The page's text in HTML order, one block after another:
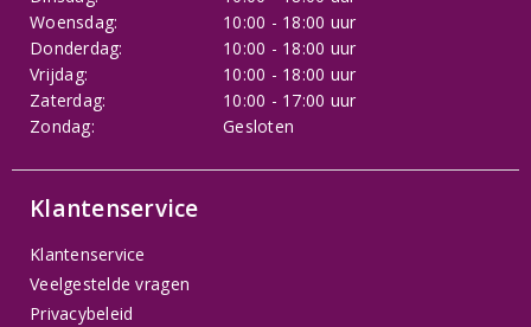
Woensdag:
10:00 - 18:00 uur
Donderdag:
10:00 - 18:00 uur
Vrijdag:
10:00 - 18:00 uur
Zaterdag:
10:00 - 17:00 uur
Zondag:
Gesloten
Klantenservice
Klantenservice
Veelgestelde vragen
Privacybeleid